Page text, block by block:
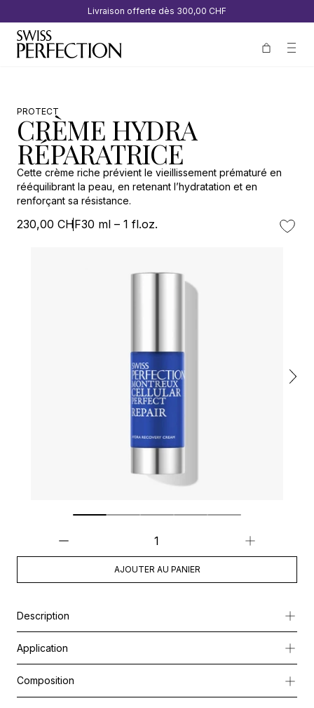
Livraison offerte dès 300,00 CHF
PROTECT
CRÈME HYDRA
RÉPARATRICE
Cette crème riche prévient le vieillissement prématuré en
rééquilibrant la peau, en retenant l’hydratation et en
renforçant sa résistance.
230,00 CHF30 ml – 1 fl.oz.
AJOUTER AU PANIER
Description
Hydra Recovery Creamagit comme un soin intensif,
Enrichie enCellular Active IRISA®, enpalmitate de rétinyleet
Application
En masque, appliquer une fine couche sur l’ensemble du
Laisser agir 20 minutes et retirer l’éventuel excédent à l’aide
Composition